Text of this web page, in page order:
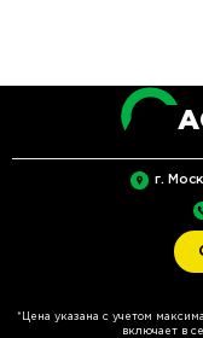
г.
*Цена указана с учетом
включает в